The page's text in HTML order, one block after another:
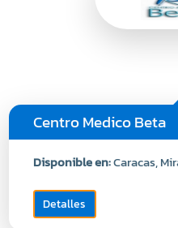
Centro Medico Beta
Disponible en:Caracas,
Detalles